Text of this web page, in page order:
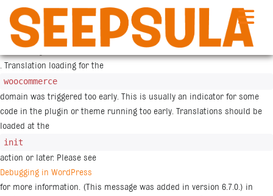
Notice
: Function _load_textdomain_just_in_time was called
. Translation loading for the
woocommerce
domain was triggered too early. This is usually an indicator for some
code in the plugin or theme running too early. Translations should be
loaded at the
init
action or later. Please see
Debugging in WordPress
for more information. (This message was added in version 6.7.0.) in
Siirry
sisältöön